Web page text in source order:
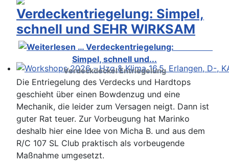
Workshops 2026 - Hzg & Klima 16.5. Erlangen, D-,
Verdeckentriegelung: Simpel,
schnell und SEHR WIRKSAM
Verdeckdeckel Entriegelung
Die Entriegelung des Verdecks und Hardtops
geschieht über einen Bowdenzug und eine
Mechanik, die leider zum Versagen neigt. Dann ist
guter Rat teuer. Zur Vorbeugung hat Marinko
deshalb hier eine Idee von Micha B. und aus dem
R/C 107 SL Club praktisch als vorbeugende
Maßnahme umgesetzt.